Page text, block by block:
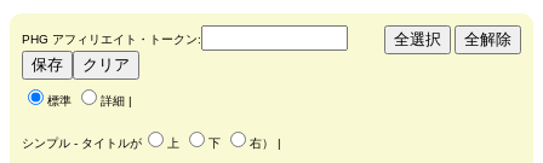
PHG アフィリエイト・トークン:
標準 詳細
シンプル - タイトルが 上 下 右） |